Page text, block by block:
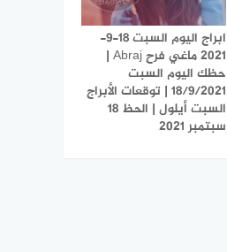
ابراج اليوم السبت 18-9-
2021 ماغي فرح Abraj |
حظك اليوم السبت
18/9/2021 | توقعات الأبراج
السبت أيلول | الحظ 18
سبتمبر 2021